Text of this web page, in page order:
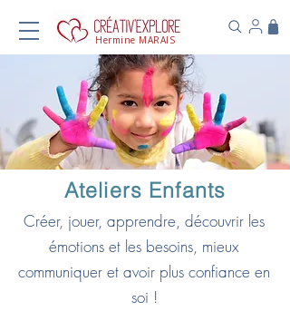
Hermine MARAIS
Ateliers Enfants
Créer, jouer, apprendre, découvrir les
émotions et les besoins, mieux
communiquer et avoir plus confiance en
soi !